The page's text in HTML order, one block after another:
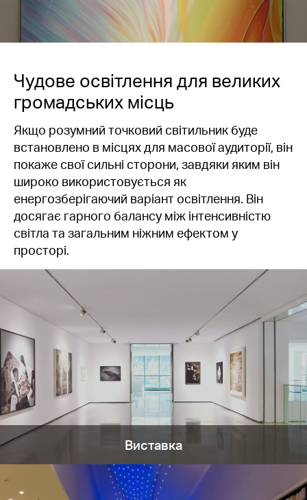
Чудове освітлення для великих
громадських місць
Якщо розумний точковий світильник буде
встановлено в місцях для масової аудиторії, він
покаже свої сильні сторони, завдяки яким він
широко використовується як
енергозберігаючий варіант освітлення. Він
досягає гарного балансу між інтенсивністю
світла та загальним ніжним ефектом у
просторі.
Виставка